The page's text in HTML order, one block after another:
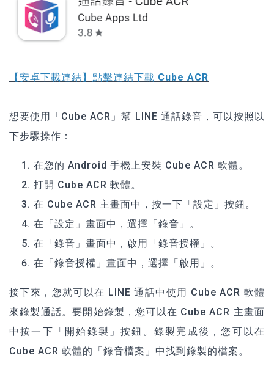
【安卓下載連結】 點擊連結下載 Cube ACR
想要使用「Cube ACR」幫 LINE 通話錄音，可以按照以
下步驟操作：
在您的 Android 手機上安裝 Cube ACR 軟體。
打開 Cube ACR 軟體。
在 Cube ACR 主畫面中，按一下「設定」按鈕。
在「設定」畫面中，選擇「錄音」。
在「錄音」畫面中，啟用「錄音授權」。
在「錄音授權」畫面中，選擇「啟用」。
接下來，您就可以在 LINE 通話中使用 Cube ACR 軟體
來錄製通話。要開始錄製，您可以在 Cube ACR 主畫面
中按一下「開始錄製」按鈕。錄製完成後，您可以在
Cube ACR 軟體的「錄音檔案」中找到錄製的檔案。